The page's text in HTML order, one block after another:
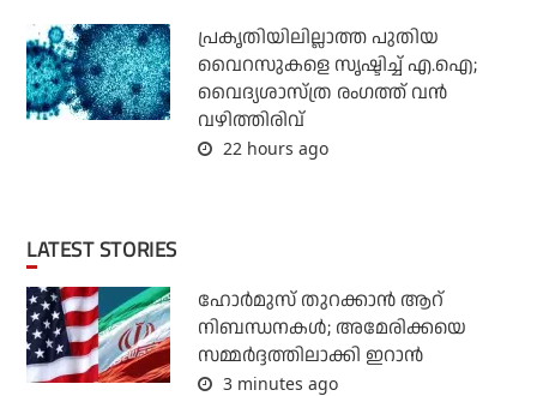
പ്രകൃതിയിലില്ലാത്ത പുതിയ
വൈറസുകളെ സൃഷ്ടിച്ച് എ.ഐ;
വൈദ്യശാസ്ത്ര രംഗത്ത് വന്‍
വഴിത്തിരിവ്
22 hours ago
LATEST STORIES
ഹോര്‍മുസ് തുറക്കാന്‍ ആറ്
നിബന്ധനകള്‍; അമേരിക്കയെ
സമ്മര്‍ദ്ദത്തിലാക്കി ഇറാന്‍
3 minutes ago